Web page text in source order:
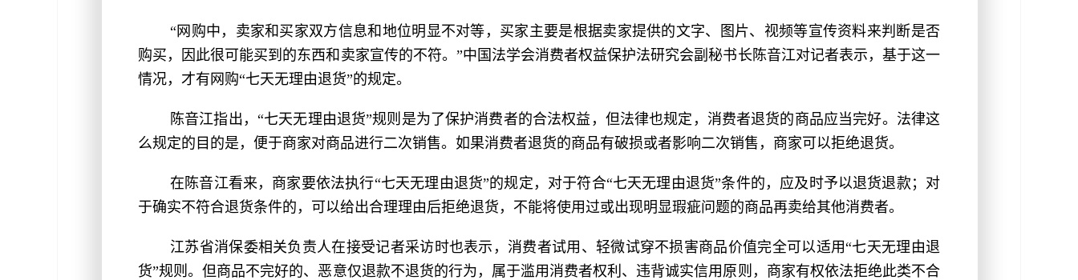
“网购中，卖家和买家双方信息和地位明显不对等，买家主要是根据卖家提供的文字、图片、视频等宣传资料来判断是否
购买，因此很可能买到的东西和卖家宣传的不符。”中国法学会消费者权益保护法研究会副秘书长陈音江对记者表示，基于这一
情况，才有网购“七天无理由退货”的规定。
陈音江指出，“七天无理由退货”规则是为了保护消费者的合法权益，但法律也规定，消费者退货的商品应当完好。法律这
么规定的目的是，便于商家对商品进行二次销售。如果消费者退货的商品有破损或者影响二次销售，商家可以拒绝退货。
在陈音江看来，商家要依法执行“七天无理由退货”的规定，对于符合“七天无理由退货”条件的，应及时予以退货退款；对
于确实不符合退货条件的，可以给出合理理由后拒绝退货，不能将使用过或出现明显瑕疵问题的商品再卖给其他消费者。
江苏省消保委相关负责人在接受记者采访时也表示，消费者试用、轻微试穿不损害商品价值完全可以适用“七天无理由退
货”规则。但商品不完好的、恶意仅退款不退货的行为，属于滥用消费者权利、违背诚实信用原则，商家有权依法拒绝此类不合